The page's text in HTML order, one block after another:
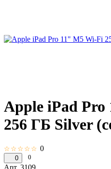
Apple iPad
256 ГБ Silver
☆☆☆☆☆ 0
0 0
Арт. 3109